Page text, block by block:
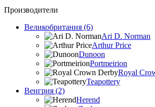
Производители
Великобритания (6)
Ari D. Norman
Arthur Price
Dunoon
Portmeirion
Royal
Teapottery
Венгрия (2)
Herend